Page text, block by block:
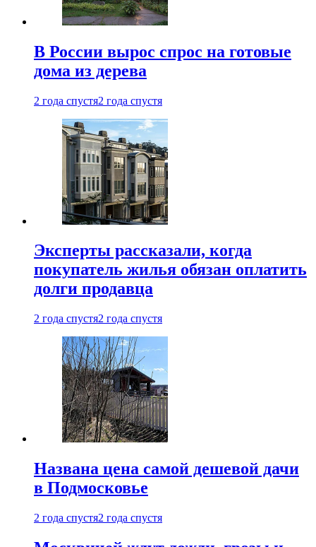
В России вырос спрос на готовые
дома из дерева
2 года спустя2 года спустя
Эксперты рассказали, когда
покупатель жилья обязан оплатить
долги продавца
2 года спустя2 года спустя
Названа цена самой дешевой дачи
в Подмосковье
2 года спустя2 года спустя